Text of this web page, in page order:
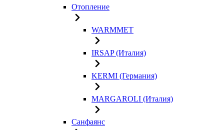
Отопление
WARMMET
IRSAP (Италия)
KERMI (Германия)
MARGAROLI (Италия)
Санфаянс